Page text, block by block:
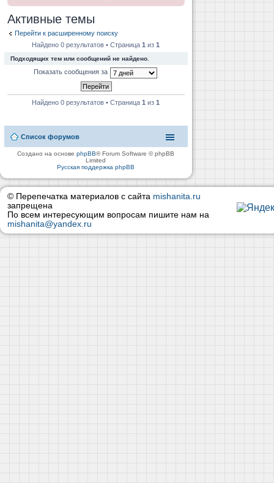
Активные темы
Перейти к расширенному поиску
Найдено 0 результатов • Страница1 из1
Подходящих тем или сообщений не найдено.
Показать сообщения за
Найдено 0 результатов • Страница1 из1
Список форумов
Создано на основеphpBB® Forum Software © phpBB
Limited
Русская поддержка phpBB
© Перепечатка материалов с сайта mishanita.ru
запрещена
По всем интересующим вопросам пишите нам на
mishanita@yandex.ru